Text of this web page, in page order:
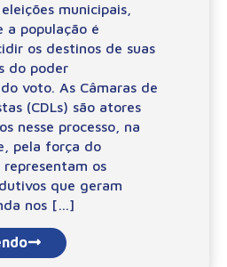
municipais,
a população é
os destinos de suas
do poder
voto. As Câmaras de
(CDLs) são atores
nesse processo, na
pela força do
os
que geram
nos […]